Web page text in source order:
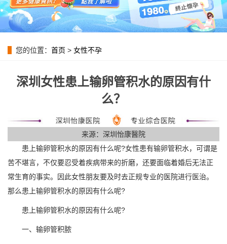
您的位置： 首页 > 女性不孕
深圳女性患上输卵管积水的原因有什
么？
来源：深圳怡康醫院
患上输卵管积水的原因有什么呢?女性患有输卵管积水，可谓是
苦不堪言，不仅要忍受着疾病带来的折磨，还要面临着婚后无法正
常生育的事实。因此女性朋友要及时去正规专业的医院进行医治。
那么患上输卵管积水的原因有什么呢?
患上输卵管积水的原因有什么呢?
一、输卵管积脓